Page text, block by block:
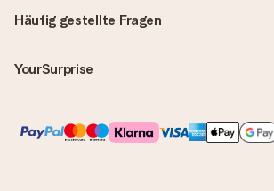
Häufig gestellte Fragen
YourSurprise